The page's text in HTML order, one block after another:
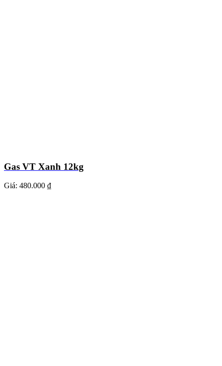
Gas VT Xanh 12kg
Giá: 480.000 ₫